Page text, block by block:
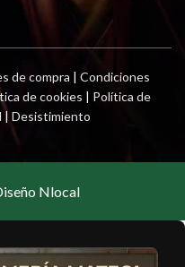
de compra |Condiciones
de cookies | Política de
|Desistimiento
Nlocal